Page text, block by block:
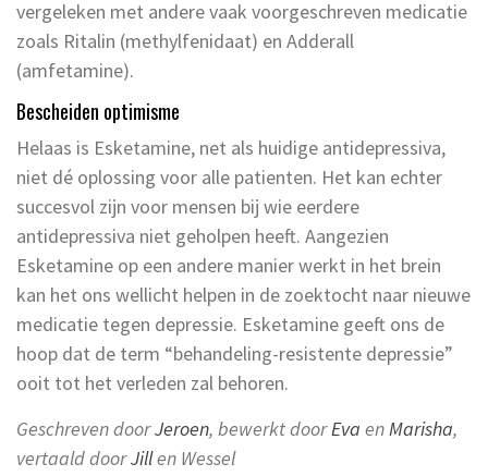
vergeleken met andere vaak voorgeschreven medicatie
zoals Ritalin (methylfenidaat) en Adderall
(amfetamine).
Bescheiden optimisme
Helaas is Esketamine, net als huidige antidepressiva,
niet dé oplossing voor alle patienten. Het kan echter
succesvol zijn voor mensen bij wie eerdere
antidepressiva niet geholpen heeft. Aangezien
Esketamine op een andere manier werkt in het brein
kan het ons wellicht helpen in de zoektocht naar nieuwe
medicatie tegen depressie. Esketamine geeft ons de
hoop dat de term “behandeling-resistente depressie”
ooit tot het verleden zal behoren.
Geschreven doorJeroen, bewerkt doorEva enMarisha,
vertaald doorJillen Wessel